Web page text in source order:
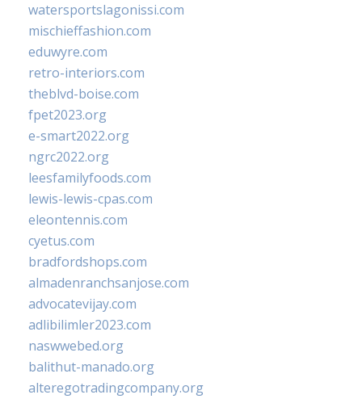
watersportslagonissi.com
mischieffashion.com
eduwyre.com
retro-interiors.com
theblvd-boise.com
fpet2023.org
e-smart2022.org
ngrc2022.org
leesfamilyfoods.com
lewis-lewis-cpas.com
eleontennis.com
cyetus.com
bradfordshops.com
almadenranchsanjose.com
advocatevijay.com
adlibilimler2023.com
naswwebed.org
balithut-manado.org
alteregotradingcompany.org